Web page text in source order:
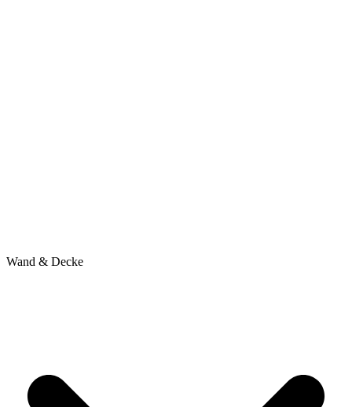
Wand & Decke